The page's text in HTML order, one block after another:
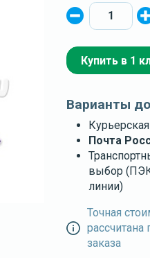
Купить в 1
Варианты
Почта
выбор
линии)
Точная
заказа